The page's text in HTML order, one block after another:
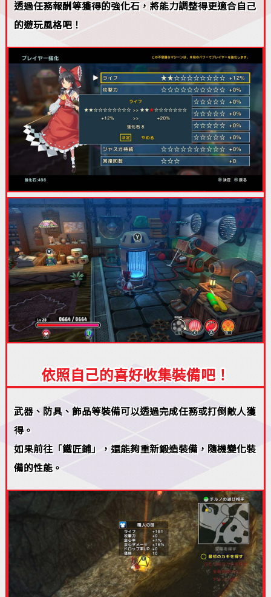
透過任務報酬等獲得的強化石，將能力調整得更適合自己
的遊玩風格吧！
依照自己的喜好收集裝備吧！
武器、防具、飾品等裝備可以透過完成任務或打倒敵人獲
得。
如果前往「鐵匠鋪」，還能夠重新鍛造裝備，隨機變化裝
備的性能。